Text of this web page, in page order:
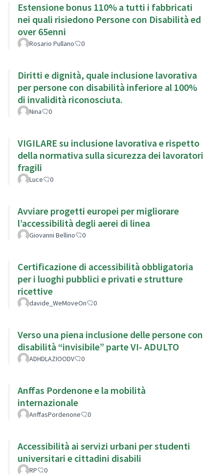
Estensione bonus 110% a tutti i fabbricati
nei quali risiedono Persone con Disabilità ed
over 65enni
Rosario Pullano 0
Diritti e dignità, quale inclusione lavorativa
per persone con disabilità inferiore al 100%
di invalidità riconosciuta.
Nina 0
VIGILARE su inclusione lavorativa e rispetto
della normativa sulla sicurezza dei lavoratori
fragili
Luce 0
Avviare progetti europei per migliorare
l’accessibilità degli aerei di linea
Giovanni Bellino 0
Certificazione di accessibilità obbligatoria
per i luoghi pubblici e privati e strutture
ricettive
davide_WeMoveOn 0
Verso una piena inclusione delle persone con
disabilità “invisibile” parte VI- ADULTO
ADHDLAZIOODV 0
Anffas Pordenone e la mobilità
internazionale
AnffasPordenone 0
Accessibilità ai servizi urbani per studenti
universitari e cittadini disabili
RP 0